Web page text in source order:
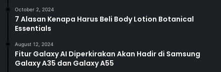
October 2, 2024
7 Alasan Kenapa Harus Beli Body Lotion Botanical
Essentials
August 12, 2024
Fitur Galaxy AI Diperkirakan Akan Hadir di Samsung
Galaxy A35 dan Galaxy A55